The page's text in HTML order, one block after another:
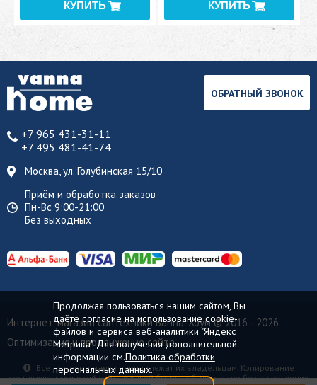
+7 965 431-31-11
+7 495 481-41-74
Москва, ул. Голубинская 15/10
Приём и обработка заказов
Пн-Вс 9:00-21:00
Без выходных
ОБРАТНЫЙ ЗВОНОК
Интернет-магазин сантехники Ванна-Хоум© 2016 - 2026
Оптимизация и продвижение сайта
Все торговые марки принадлежат их владельцам. Копирование
составляющих частей сайта в какой бы то ни было форме без разрешения
Продолжая пользоваться нашим сайтом, Вы
даёте согласие на использование cookie-
файлов и сервиса веб-аналитики "Яндекс
Метрика". Для получения дополнительной
информации см.Политика обработки
персональных данных.